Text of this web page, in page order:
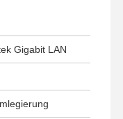
Gigabit LAN